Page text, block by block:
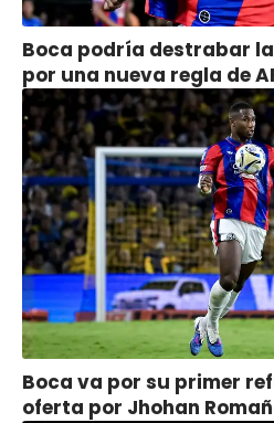
Boca podría destrabar
por una nueva regla de
Boca va por su primer
oferta por Jhohan